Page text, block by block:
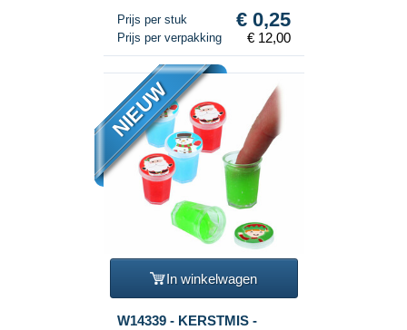
Prijs per stuk € 0,25
Prijs per verpakking € 12,00
NIEUW
In winkelwagen
W14339 - KERSTMIS -